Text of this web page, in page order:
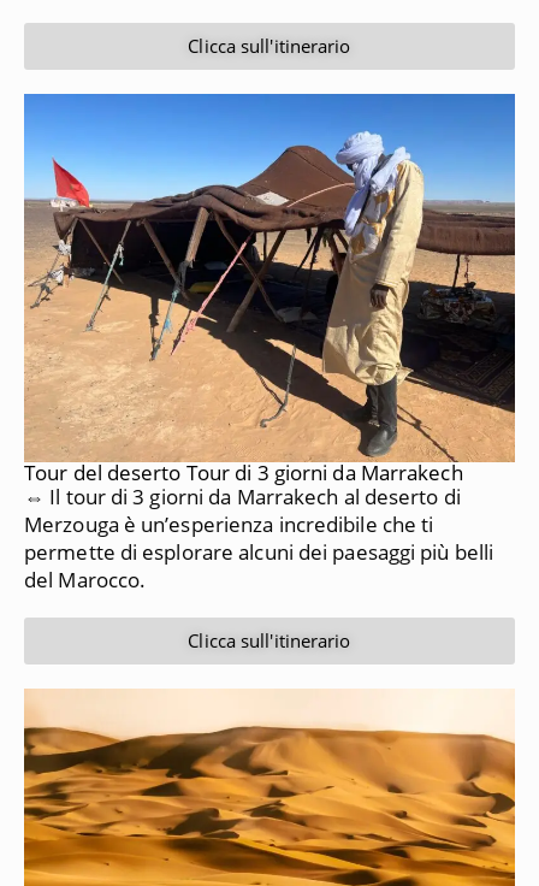
Clicca sull'itinerario
Tour del deserto Tour di 3 giorni da Marrakech
⇔ Il tour di 3 giorni da Marrakech al deserto di
Merzouga è un’esperienza incredibile che ti
permette di esplorare alcuni dei paesaggi più belli
del Marocco.
Clicca sull'itinerario